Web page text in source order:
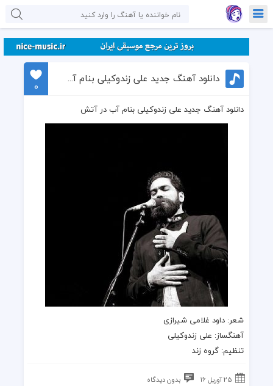
دانلود آهنگ جدید علی زندوکیلی بنام آب در آتش
0
دانلود آهنگ جدید علی زندوکیلی بنام آب در آتش
شعر: داود غلامى شیرازی
آهنگساز: على زندوکیلى
تنظیم: گروه زند
25 آوریل 16 بدون دیدگاه